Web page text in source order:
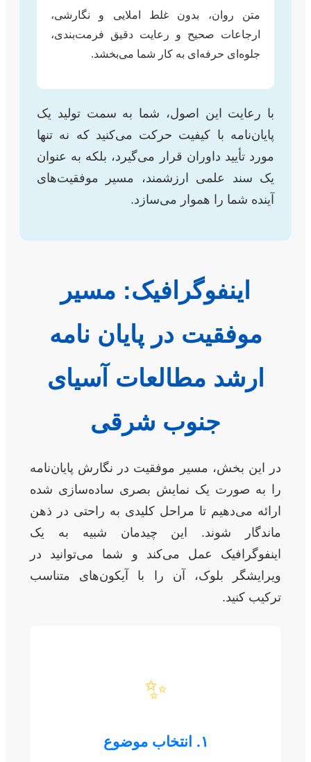
متن روان، بدون غلط املایی و نگارشی،
ارجاعات صحیح و رعایت دقیق فرمت‌بندی،
جلوه‌ای حرفه‌ای به کار شما می‌بخشد.
با رعایت این اصول، شما به سمت تولید یک
پایان‌نامه با کیفیت حرکت می‌کنید که نه تنها
مورد تأیید داوران قرار می‌گیرد، بلکه به عنوان
یک سند علمی ارزشمند، مسیر موفقیت‌های
آینده شما را هموار می‌سازد.
اینفوگرافیک: مسیر
موفقیت در پایان نامه
ارشد مطالعات آسیای
جنوب شرقی
در این بخش، مسیر موفقیت در نگارش پایان‌نامه
را به صورت یک نمایش بصری ساده‌سازی شده
ارائه می‌دهیم تا مراحل کلیدی به راحتی در ذهن
ماندگار شوند. این چیدمان شبیه به یک
اینفوگرافیک عمل می‌کند و شما می‌توانید در
ویرایشگر بلوک، آن را با آیکون‌های متناسب
ترکیب کنید.
✨
۱. انتخاب موضوع